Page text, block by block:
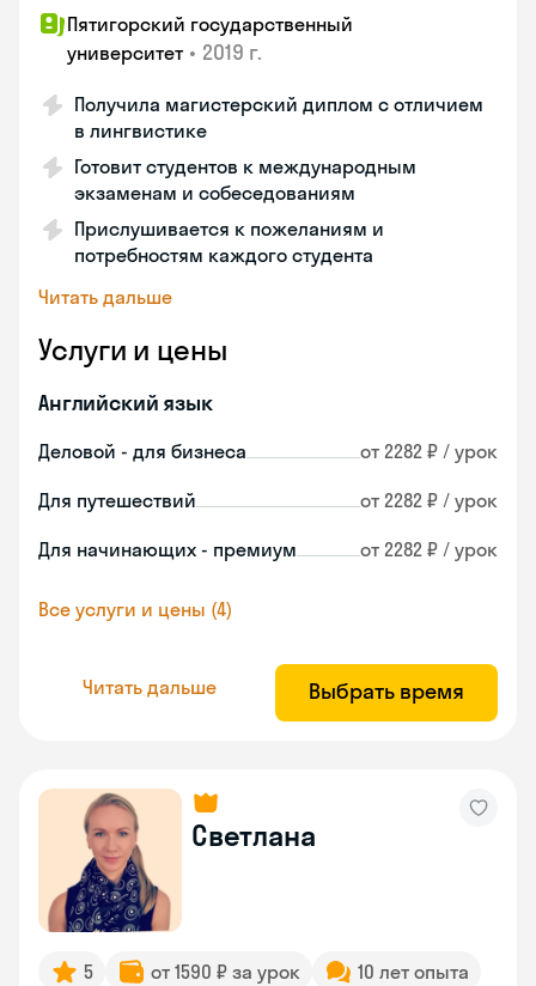
Пятигорский государственный
университет • 2019 г.
Получила магистерский диплом с отличием
в лингвистике
Готовит студентов к международным
экзаменам и собеседованиям
Прислушивается к пожеланиям и
потребностям каждого студента
Читать дальше
Услуги и цены
Английский язык
Деловой - для бизнеса от 2282 ₽ / урок
Для путешествий от 2282 ₽ / урок
Для начинающих - премиум от 2282 ₽ / урок
Все услуги и цены (4)
Читать дальше Выбрать время
Светлана
5 от 1590 ₽ за урок
10 лет опыта